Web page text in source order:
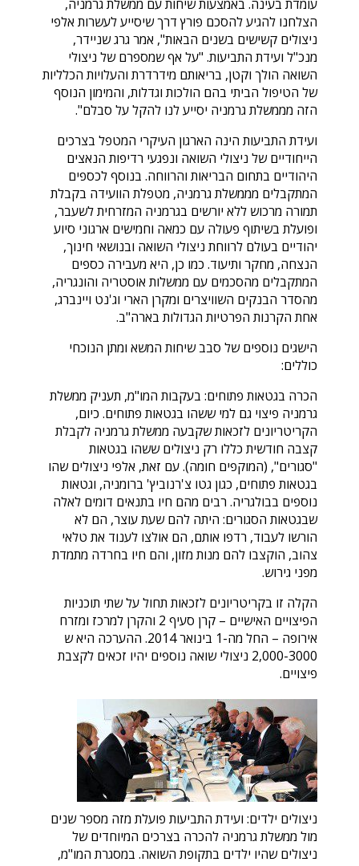
עומדת בעינה. באמצעות שיחות עם ממשלת גרמניה,
הצלחנו להגיע להסכם פורץ דרך שיסייע לעשרות אלפי
ניצולים קשישים בשנים הבאות", אמר גרג שניידר,
מנכ"ל ועידת התביעות. "על אף שמספרם של ניצולי
השואה הולך וקטן, בריאותם מידרדרת והעלויות הכלליות
של הטיפול הביתי בהם הולכות וגדלות, והמימון הנוסף
הזה מממשלת גרמניה יסייע לנו להקל על סבלם".
ועידת התביעות הינה הארגון העיקרי המטפל בצרכים
הייחודיים של ניצולי השואה ונפגעי רדיפות הנאצים
היהודיים בתחום הבריאות והרווחה. בנוסף לכספים
המתקבלים מממשלת גרמניה, מטפלת הוועידה בקבלת
תמורה מרכוש ללא יורשים בגרמניה המזרחית לשעבר,
ופועלת בשיתוף פעולה עם כמאה וחמישים ארגוני סיוע
יהודיים בעולם לרווחת ניצולי השואה ובנושאי חינוך,
הנצחה, מחקר ותיעוד. כמו כן, היא מעבירה כספים
המתקבלים מהסכמים עם ממשלות אוסטריה והונגריה,
מהסדר הבנקים השוויצרים ומקרן הארי וג'נט ויינברג,
אחת הקרנות הפרטיות הגדולות בארה"ב.
הישגים נוספים של סבב שיחות המשא ומתן הנוכחי
הכרה בגטאות פתוחים: בעקבות המו"מ, תעניק ממשלת
גרמניה פיצוי גם למי ששהו בגטאות פתוחים. כיום,
הקריטריונים לזכאות שקבעה ממשלת גרמניה לקבלת
קצבה חודשית כללו רק ניצולים ששהו בגטאות
"סגורים", (המוקפים חומה). עם זאת, אלפי ניצולים שהו
בגטאות פתוחים, כגון גטו צ'רנוביץ' ברומניה, וגטאות
נוספים בבולגריה. רבים מהם חיו בתנאים דומים לאלה
שבגטאות הסגורים: היתה להם שעת עוצר, הם לא
הורשו לעבוד, רדפו אותם, הם אולצו לענוד את טלאי
צהוב, הוקצבו להם מנות מזון, והם חיו בחרדה מתמדת
מפני גירוש.
הקלה זו בקריטריונים לזכאות תחול על שתי תוכניות
הפיצויים האישיים – קרן סעיף 2 והקרן למרכז ומזרח
אירופה – החל מה-1 בינואר 2014. ההערכה היא ש
2,000-3000 ניצולי שואה נוספים יהיו זכאים לקצבת
ניצולים ילדים: ועידת התביעות פועלת מזה מספר שנים
מול ממשלת גרמניה להכרה בצרכים המיוחדים של
ניצולים שהיו ילדים בתקופת השואה. במסגרת המו"מ,